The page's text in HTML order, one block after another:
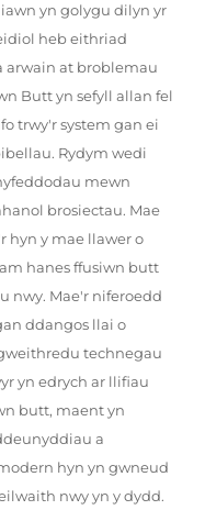
yn golygu dilyn yr
heb eithriad
arwain at broblemau
Butt yn sefyll allan fel
trwy'r system gan ei
Rydym wedi
mewn
brosiectau. Mae
hyn y mae llawer o
hanes ffusiwn butt
nwy. Mae'r niferoedd
ddangos llai o
technegau
yn edrych ar llifiau
butt, maent yn
a
hyn yn gwneud
nwy yn y dydd.